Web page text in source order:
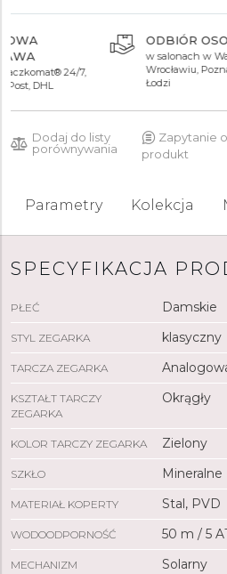
890 zł 690 zł
AUTORYZOWANY
SPRZEDAWCA
gwarancja oryginalności
wszystkich produktów
Dodaj do listy
porównywania
Zapytanie o
produkt
Parametry Kolekcja
SPECYFIKACJA
PŁEĆ Damskie
STYL ZEGARKA klasyczny
TARCZA ZEGARKA
KSZTAŁT TARCZY
ZEGARKA
Okrągły
KOLOR TARCZY ZEGARKA Zielony
SZKŁO Mineralne
MATERIAŁ KOPERTY Stal, PVD
WODOODPORNOŚĆ 50 m / 5
MECHANIZM Solarny